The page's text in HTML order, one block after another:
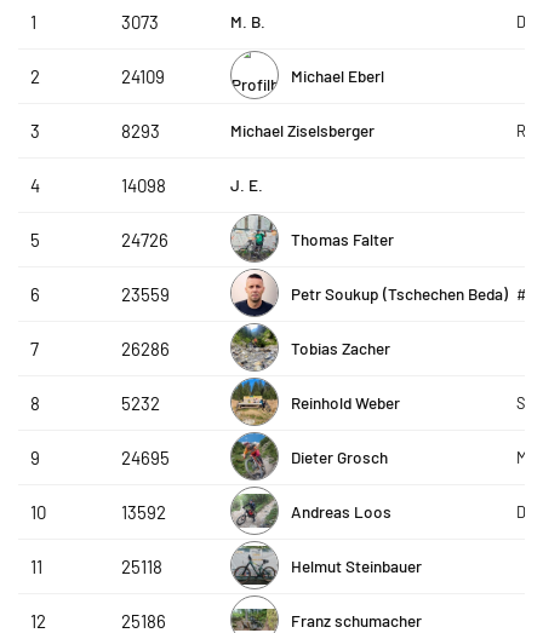
1 3073 M. B. De
2 24109 Michael Eberl
3 8293 Michael Ziselsberger
4 14098 J. E.
5 24726 Thomas Falter
6 23559 Petr Soukup (Tschechen Beda)
7 26286 Tobias Zacher
8 5232 Reinhold Weber Ski
9 24695 Dieter Grosch
10 13592 Andreas Loos De
11 25118 Helmut Steinbauer
12 25186 Franz schumacher